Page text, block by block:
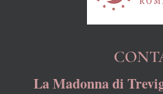
La Madonna di